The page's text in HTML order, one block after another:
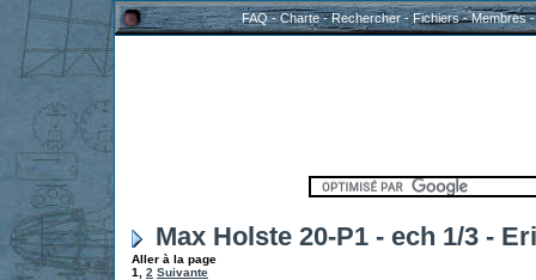
FAQ-Charte-Rechercher-Fichiers-Membres
Max Holste 20-P1 - ech 1/3 -
Aller à la page
1
2 Suivante